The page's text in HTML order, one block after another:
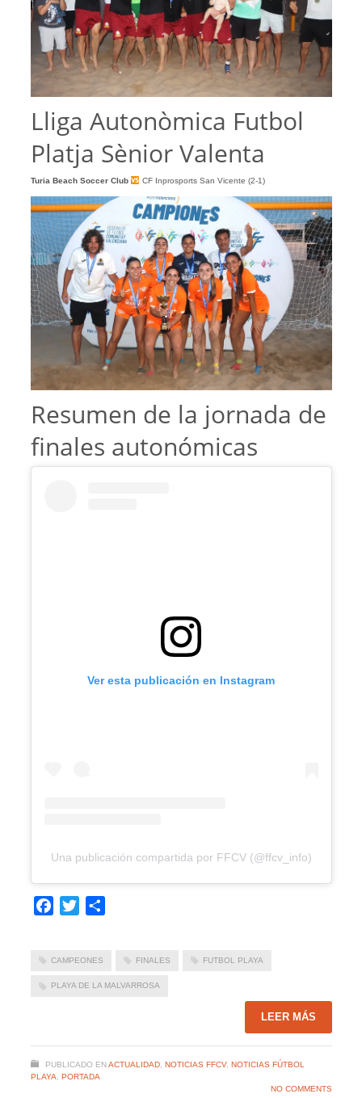
Lliga Autonòmica Futbol
Platja Sènior Valenta
Turia Beach Soccer Club CF Inprosports San Vicente (2-1)
Resumen de la jornada de
finales autonómicas
Ver esta publicación en Instagram
Una publicación compartida por FFCV (@ffcv_info)
Facebook
Twitter
CAMPEONES FINALES FUTBOL PLAYA
PLAYA DE LA MALVARROSA
LEER MÁS
PUBLICADO EN ACTUALIDAD, NOTICIAS FFCV, NOTICIAS FÚTBOL
PLAYA
PORTADA
NO COMMENTS